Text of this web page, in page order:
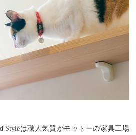
Styleは職人気質がモットーの家具工場